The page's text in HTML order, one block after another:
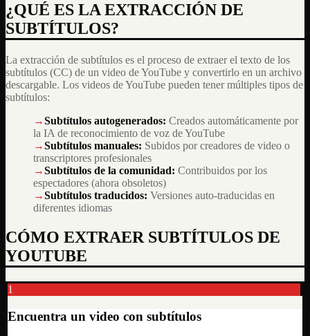
¿QUÉ ES LA EXTRACCIÓN DE
SUBTÍTULOS?
La extracción de subtítulos es el proceso de extraer el texto de los
subtítulos (CC) de un video de YouTube y convertirlo en un archivo
descargable. Los videos de YouTube pueden tener múltiples tipos de
subtítulos:
→Subtítulos autogenerados: Creados automáticamente por
la IA de reconocimiento de voz de YouTube
→Subtítulos manuales: Subidos por creadores de video o
transcriptores profesionales
→Subtítulos de la comunidad: Contribuidos por los
espectadores (ahora obsoletos)
→Subtítulos traducidos: Versiones auto-traducidas en
diferentes idiomas
CÓMO EXTRAER SUBTÍTULOS DE
YOUTUBE
1
Encuentra un video con subtítulos